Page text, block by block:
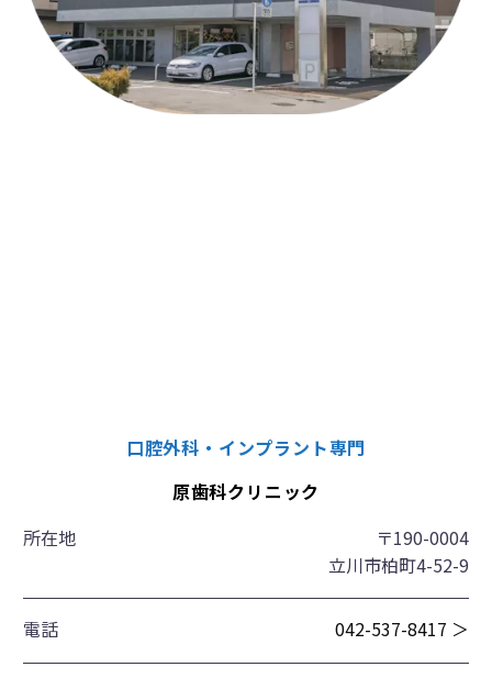
口腔外科・インプラント専門
原歯科クリニック
所在地
〒190-0004
立川市柏町4-52-9
電話 042-537-8417 ＞